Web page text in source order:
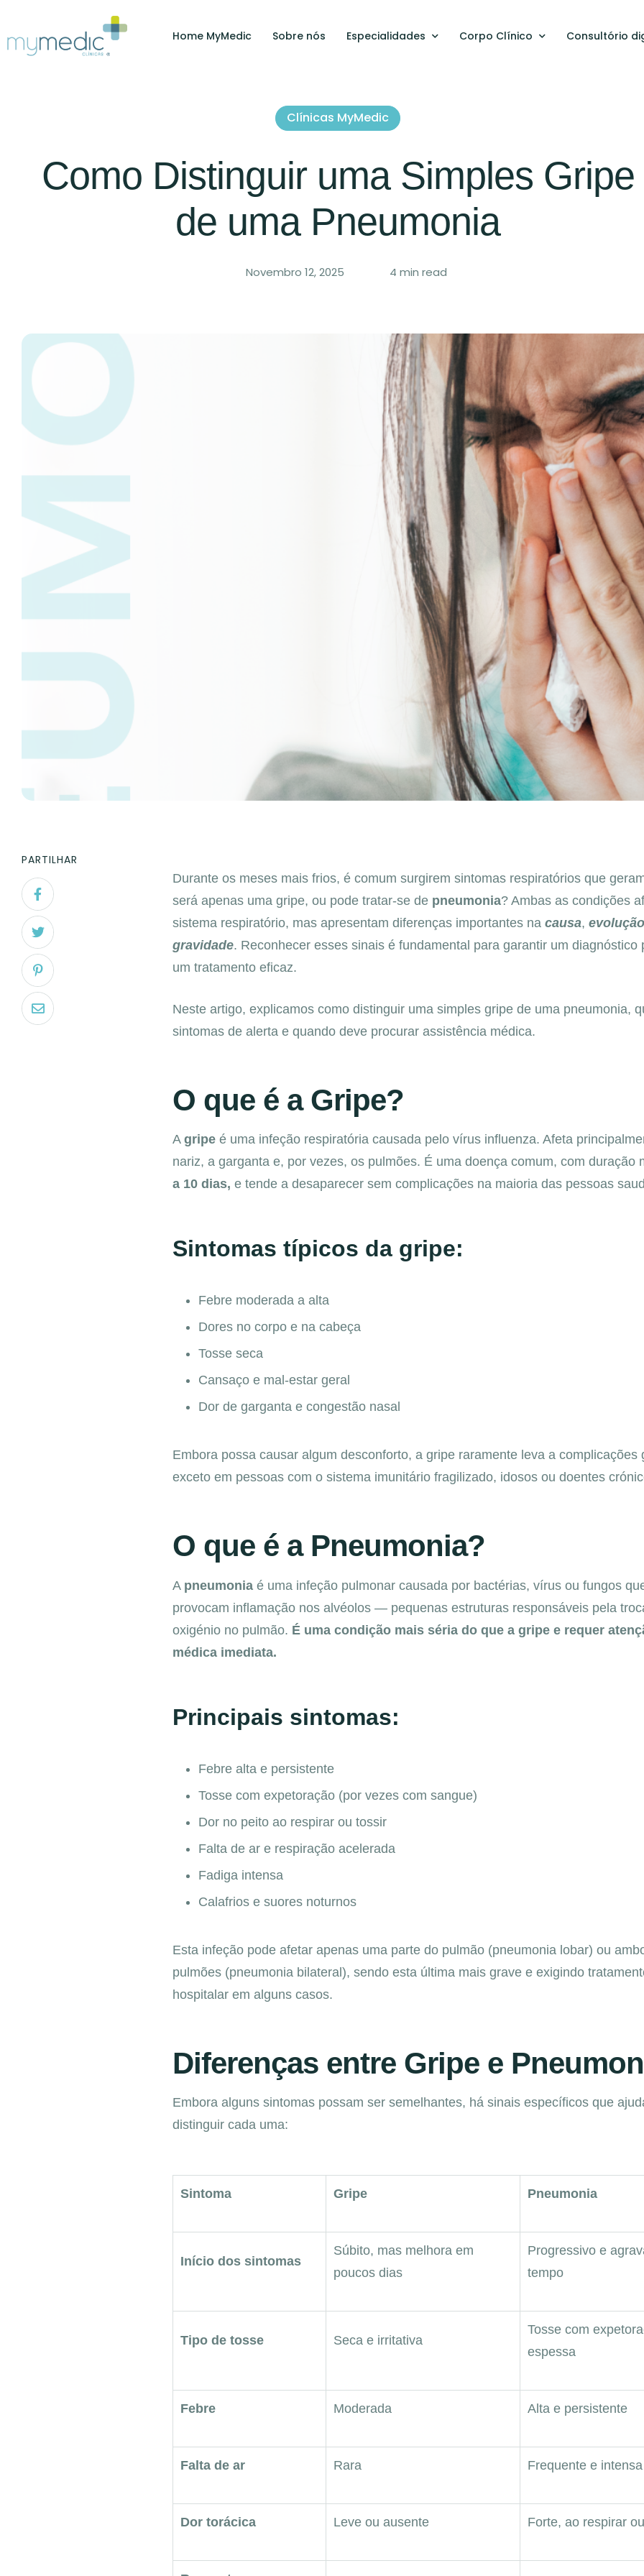
Home MyMedic Sobre nós Especialidades Corpo Clínico Consultório
Clínicas MyMedic
Como Distinguir uma Simples Gripe
de uma Pneumonia
Novembro 12, 2025 4 min read
PARTILHAR
Durante os meses mais frios, é comum surgirem sintomas respiratórios que
será apenas uma gripe, ou pode tratar-se de pneumonia? Ambas as condições
sistema respiratório, mas apresentam diferenças importantes na causa, evolução
gravidade. Reconhecer esses sinais é fundamental para garantir um diagnóstico
um tratamento eficaz.
Neste artigo, explicamos como distinguir uma simples gripe de uma pneumonia,
sintomas de alerta e quando deve procurar assistência médica.
O que é a Gripe?
A gripe é uma infeção respiratória causada pelo vírus influenza. Afeta
nariz, a garganta e, por vezes, os pulmões. É uma doença comum, com duração
a 10 dias, e tende a desaparecer sem complicações na maioria das pessoas
Sintomas típicos da gripe:
Febre moderada a alta
Dores no corpo e na cabeça
Tosse seca
Cansaço e mal-estar geral
Dor de garganta e congestão nasal
Embora possa causar algum desconforto, a gripe raramente leva a complicações
exceto em pessoas com o sistema imunitário fragilizado, idosos ou doentes
O que é a Pneumonia?
A pneumonia é uma infeção pulmonar causada por bactérias, vírus ou fungos
provocam inflamação nos alvéolos — pequenas estruturas responsáveis pela
oxigénio no pulmão. É uma condição mais séria do que a gripe e requer
médica imediata.
Principais sintomas:
Febre alta e persistente
Tosse com expetoração (por vezes com sangue)
Dor no peito ao respirar ou tossir
Falta de ar e respiração acelerada
Fadiga intensa
Calafrios e suores noturnos
Esta infeção pode afetar apenas uma parte do pulmão (pneumonia lobar) ou
pulmões (pneumonia bilateral), sendo esta última mais grave e exigindo
hospitalar em alguns casos.
Diferenças entre Gripe e
Embora alguns sintomas possam ser semelhantes, há sinais específicos que
distinguir cada uma:
Sintoma Gripe Pneumonia
Início dos sintomas
Súbito, mas melhora em
poucos dias
Progressivo e
tempo
Tipo de tosse Seca e irritativa
Tosse com
espessa
Febre Moderada Alta e persistente
Falta de ar Rara Frequente e intensa
Dor torácica Leve ou ausente Forte, ao respirar